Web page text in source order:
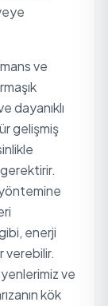
ve
dayanıklı
gelişmiş
enerji
verebilir.
ve
kök